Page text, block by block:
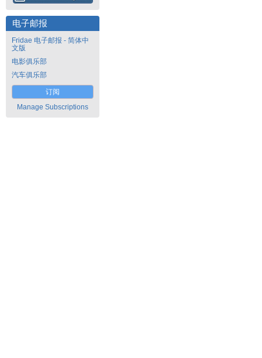
电子邮报
Fridae 电子邮报 - 简体中
文版
电影俱乐部
汽车俱乐部
订阅
Manage Subscriptions